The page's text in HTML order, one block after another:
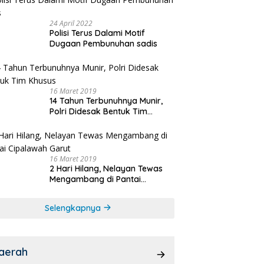
24 April 2022
Polisi Terus Dalami Motif
Dugaan Pembunuhan sadis
16 Maret 2019
14 Tahun Terbunuhnya Munir,
Polri Didesak Bentuk Tim
16 Maret 2019
2 Hari Hilang, Nelayan Tewas
Mengambang di Pantai
Selengkapnya